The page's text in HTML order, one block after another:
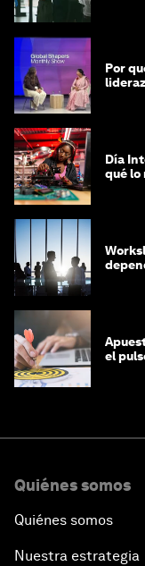
Por
Día
qué lo
el
Quiénes somos
Quiénes somos
Nuestra estrategia